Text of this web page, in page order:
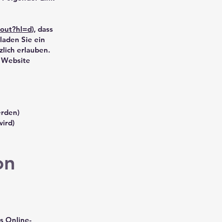
), dass
Sie ein
erlauben.
Online-